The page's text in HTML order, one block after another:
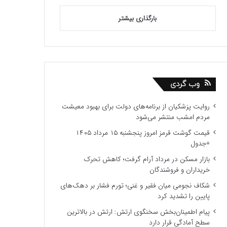
بارگذاری بیشتر
وب گردی
روایت پزشکیان از برنامه‌های دولت برای بهبود معیشت
مردم امشب منتشر می‌شود
قیمت گوشت قرمز امروز پنجشنبه ۱۵ مرداد ۱۴۰۵
+جدول
بازار مسکن در مرداد آرام گرفت؛ کاهش تحرک
خریداران و فروشندگان
شکاف نجومی میان فقیر و غنی؛ تورم فشار بر دهک‌های
پایین را تشدید کرد
پیام اطمینان‌بخش سخنگوی ارتش: ارتش در بالاترین
سطح آمادگی قرار دارد